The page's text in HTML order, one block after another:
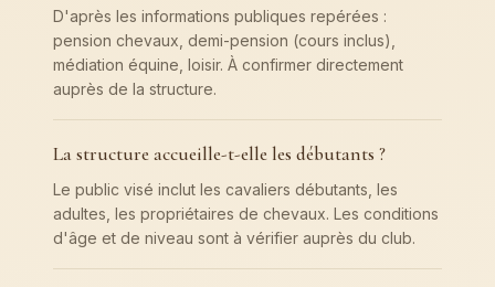
D'après les informations publiques repérées :
pension chevaux, demi-pension (cours inclus),
médiation équine, loisir. À confirmer directement
auprès de la structure.
La structure accueille-t-elle les débutants ?
Le public visé inclut les cavaliers débutants, les
adultes, les propriétaires de chevaux. Les conditions
d'âge et de niveau sont à vérifier auprès du club.